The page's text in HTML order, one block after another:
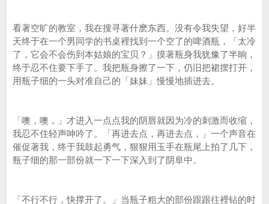
看著空旷的教室，我在搜寻著什麽东西。没有令我失望，好半
天终于在一个男同学的书桌裡找到一个空了的啤酒瓶，「太冷
了，它会不会伤到本姑娘的宝贝？」摸著瓶身我犹豫了半晌，
终于忍不住要下手了。我把瓶身擦了一下，仍旧把裙摆打开，
用瓶子细的一头对准自己的「妹妹」慢慢地插进去。
「噢，噢，」才进入一点点我的阴唇就因为冷的刺激而收缩，
我忍不住轻声呻吟了。「再进去点，再进去点，」一个声音在
催促著我，终于我鼓起勇气，狠狠用玉手在瓶尾上拍了几下，
瓶子细的那一部份就一下一下深入到了阴阜中。
「不行不行，快撑开了。」当瓶子粗大的部份跟跟往裡钻的时